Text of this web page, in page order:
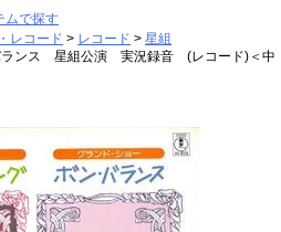
ムで探す
レコード
レコード
星組
ランス 星組公演 実況録音 (レコード)＜中